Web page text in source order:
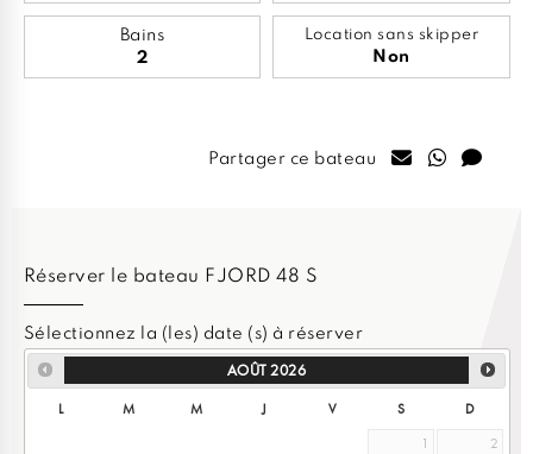
Bains
2
Location sans skipper
Non
Partager ce bateau
Réserver le bateau FJORD 48 S
Sélectionnez la (les) date (s) à réserver
AOÛT 2026
L M M J V S
D
1
2